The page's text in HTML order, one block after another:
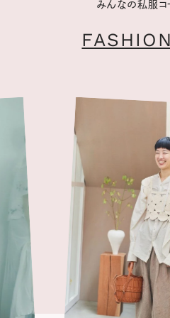
みんなの私服コ